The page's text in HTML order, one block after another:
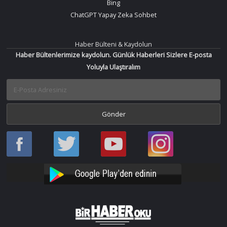
Bing
ChatGPT Yapay Zeka Sohbet
Haber Bülteni & Kaydolun
Haber Bültenlerimize kaydolun. Günlük Haberleri Sizlere E-posta
Yoluyla Ulaştıralım
Haber
Oku
Haber
Oku
Bir
Haber
YouTube
Bir
Haber
Instagram